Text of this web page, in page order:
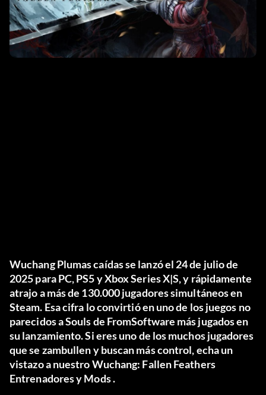
Wuchang Plumas caídasse lanzó el 24 de julio de
2025 para PC, PS5 y Xbox Series X|S, y rápidamente
atrajo a más de 130.000 jugadores simultáneosen
Steam. Esa cifra lo convirtió en uno de los juegos no
parecidos a Souls de FromSoftware más jugados en
su lanzamiento. Si eres uno de los muchos jugadores
que se zambullen y buscan más control, echa un
vistazo a nuestroWuchang: Fallen Feathers
Entrenadores y Mods.